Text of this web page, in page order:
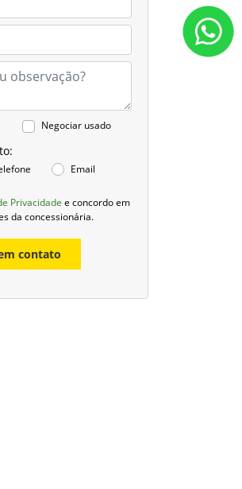
Negociar usado
Email
Privacidade e concordo em
da concessionária.
contato